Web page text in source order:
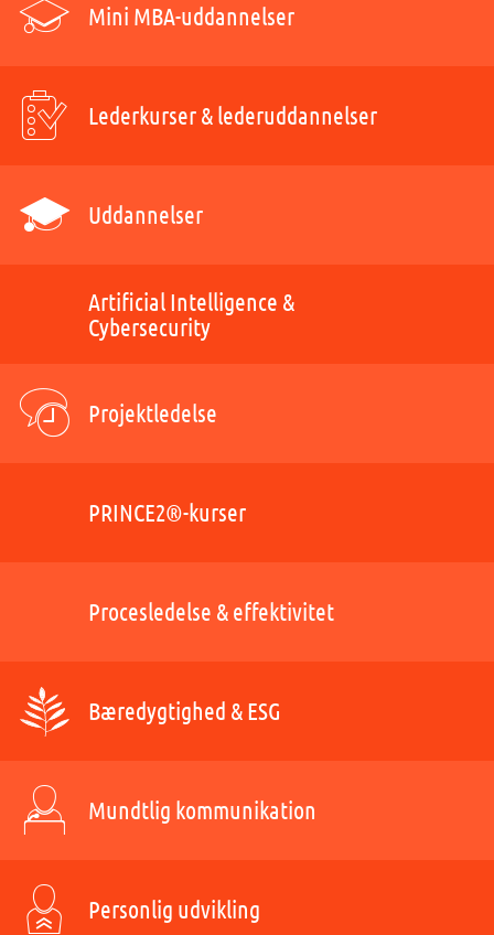
Mini MBA-uddannelser
Lederkurser & lederuddannelser
Uddannelser
Artificial Intelligence &
Cybersecurity
Projektledelse
PRINCE2®-kurser
Procesledelse & effektivitet
Bæredygtighed & ESG
Mundtlig kommunikation
Personlig udvikling